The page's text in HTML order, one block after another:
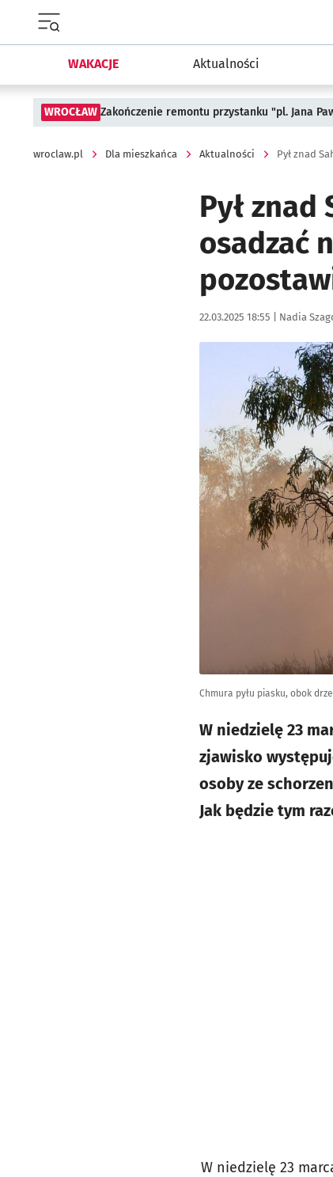
WAKACJE Aktualności
WROCŁAW Zakończenie remontu przystanku "pl. Jana
wroclaw.pl Dla mieszkańca Aktualności Pył znad
Pył
osadzać
Data publikacji:
22.03.2025 18:55 | Autor:
Nadia
Kliknij, aby powiększyć
Chmura pyłu piasku, obok
W niedzielę 23
zjawisko
osoby ze
Jak będzie tym
W niedzielę 23